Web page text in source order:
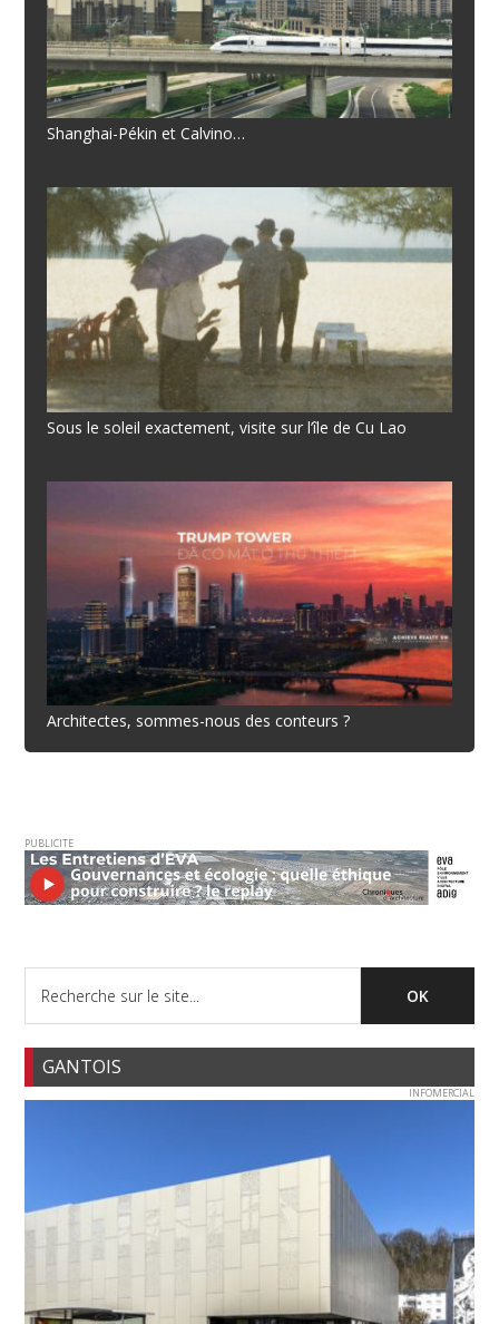
Shanghai-Pékin et Calvino…
Sous le soleil exactement, visite sur l’île de Cu Lao
Architectes, sommes-nous des conteurs ?
PUBLICITE
GANTOIS
INFOMERCIAL